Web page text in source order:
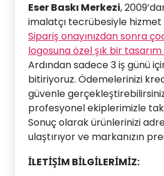
Eser Baskı Merkezi,
imalatçı tecrübesiyle
Sipariş onayınızdan sonra
logosuna özel şık bir tasarım
Ardından sadece 3 iş günü
bitiriyoruz. Ödemelerinizi
güvenle
profesyonel ekiplerimizle
Sonuç olarak ürünlerinizi
ulaştırıyor ve markanızın
İLETİŞİM BİLGİLERİMİZ: